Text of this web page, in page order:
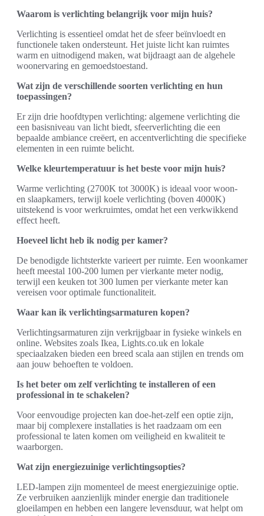
Waarom is verlichting belangrijk voor mijn huis?
Verlichting is essentieel omdat het de sfeer beïnvloedt en
functionele taken ondersteunt. Het juiste licht kan ruimtes
warm en uitnodigend maken, wat bijdraagt aan de algehele
woonervaring en gemoedstoestand.
Wat zijn de verschillende soorten verlichting en hun
toepassingen?
Er zijn drie hoofdtypen verlichting: algemene verlichting die
een basisniveau van licht biedt, sfeerverlichting die een
bepaalde ambiance creëert, en accentverlichting die specifieke
elementen in een ruimte belicht.
Welke kleurtemperatuur is het beste voor mijn huis?
Warme verlichting (2700K tot 3000K) is ideaal voor woon-
en slaapkamers, terwijl koele verlichting (boven 4000K)
uitstekend is voor werkruimtes, omdat het een verkwikkend
effect heeft.
Hoeveel licht heb ik nodig per kamer?
De benodigde lichtsterkte varieert per ruimte. Een woonkamer
heeft meestal 100-200 lumen per vierkante meter nodig,
terwijl een keuken tot 300 lumen per vierkante meter kan
vereisen voor optimale functionaliteit.
Waar kan ik verlichtingsarmaturen kopen?
Verlichtingsarmaturen zijn verkrijgbaar in fysieke winkels en
online. Websites zoals Ikea, Lights.co.uk en lokale
speciaalzaken bieden een breed scala aan stijlen en trends om
aan jouw behoeften te voldoen.
Is het beter om zelf verlichting te installeren of een
professional in te schakelen?
Voor eenvoudige projecten kan doe-het-zelf een optie zijn,
maar bij complexere installaties is het raadzaam om een
professional te laten komen om veiligheid en kwaliteit te
waarborgen.
Wat zijn energiezuinige verlichtingsopties?
LED-lampen zijn momenteel de meest energiezuinige optie.
Ze verbruiken aanzienlijk minder energie dan traditionele
gloeilampen en hebben een langere levensduur, wat helpt om